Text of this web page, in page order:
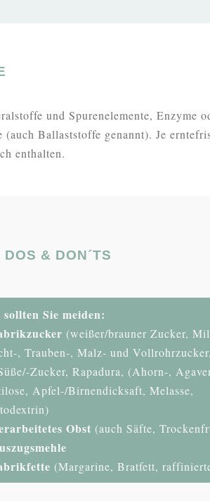
und Spurenelemente, Enzyme
Ballaststoffe genannt). Je
enthalten.
& DON´TS
sollten Sie meiden:
(weißer/brauner Zucker,
, Trauben-, Malz- und
Zucker, Rapadura, (Ahorn-,
Apfel-/Birnendicksaft, Melasse,
Obst (auch Säfte,
(Margarine, Bratfett,